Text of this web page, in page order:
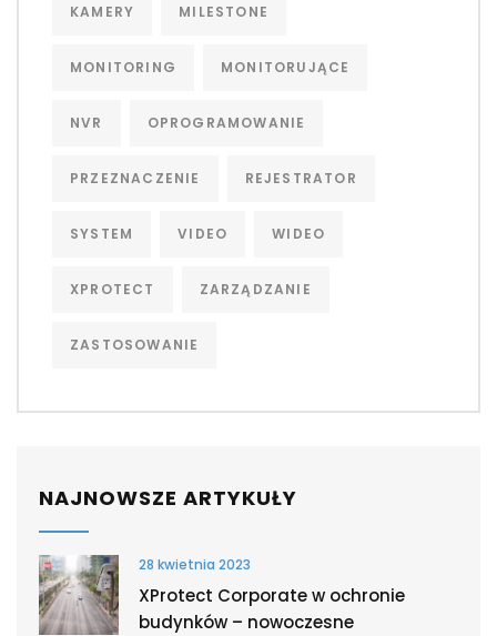
KAMERY MILESTONE
MONITORING MONITORUJĄCE
NVR OPROGRAMOWANIE
PRZEZNACZENIE REJESTRATOR
SYSTEM VIDEO WIDEO
XPROTECT ZARZĄDZANIE
ZASTOSOWANIE
NAJNOWSZE ARTYKUŁY
28 kwietnia 2023
XProtect Corporate w ochronie
budynków – nowoczesne